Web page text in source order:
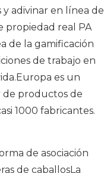
adivinar en línea de
propiedad real PA
de la gamificación
de trabajo en
es un
de productos de
1000 fabricantes.
de asociación
de caballosLa